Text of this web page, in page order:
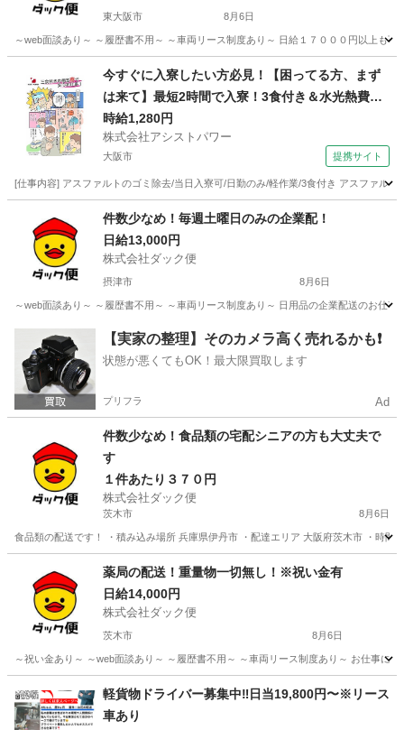
東大阪市 8月6日
～web面談あり～ ～履歴書不用～ ～車両リース制度あり～ 日給１７０００円以上も
配送 積み込み
今すぐに入寮したい方必見！【困ってる方、まず
は来て】最短2時間で入寮！3食付き＆水光熱費無
料！50代活躍中の超カンタン作業！
時給1,280円
株式会社アシストパワー
大阪市 提携サイト
[仕事内容] アスファルトのゴミ除去/当日入寮可/日勤のみ/軽作業/3食付き アスファル
その他
件数少なめ！毎週土曜日のみの企業配！
日給13,000円
株式会社ダック便
摂津市 8月6日
～web面談あり～ ～履歴書不用～ ～車両リース制度あり～ 日用品の企業配送のお仕
配送
【実家の整理】そのカメラ高く売れるかも❗️
状態が悪くてもOK！最大限買取します
プリフラ Ad
件数少なめ！食品類の宅配シニアの方も大丈夫で
す
１件あたり３７０円
株式会社ダック便
茨木市 8月6日
食品類の配送です！ ・積み込み場所 兵庫県伊丹市 ・配達エリア 大阪府茨木市 ・時
配送 シニア
薬局の配送！重量物一切無し！※祝い金有
日給14,000円
株式会社ダック便
茨木市 8月6日
～祝い金あり～ ～web面談あり～ ～履歴書不用～ ～車両リース制度あり～ お仕事に
配送 業務
軽貨物ドライバー募集中‼️日当19,800円〜※リース
車あり